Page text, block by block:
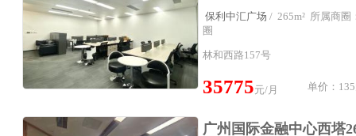
保利中汇广场 / 265m² 所属商圈
圈
林和西路157号
35775元/月 单价：135